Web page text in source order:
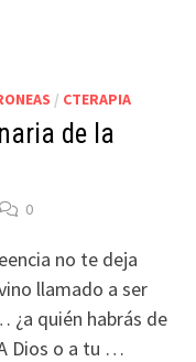
/ CTERAPIA
de la
0
no te deja
llamado a ser
¿a quién habrás de
Dios o a tu …